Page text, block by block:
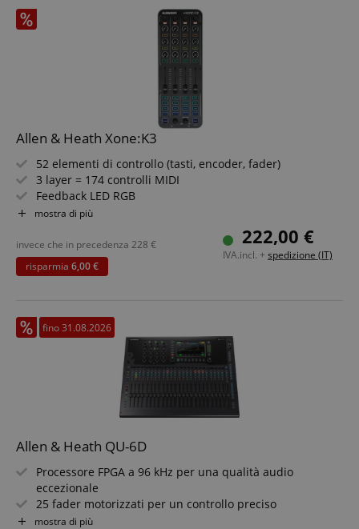
Allen & Heath Xone:K3
52 elementi di controllo (tasti, encoder, fader)
3 layer = 174 controlli MIDI
Feedback LED RGB
Connessioni USB-C + X:Link
Robusto chassis in metallo
mostra di più
222,00 €
IVA.incl. + spedizione (IT)
invece che in precedenza 228 €
risparmia 6,00 €
fino 31.08.2026
Allen & Heath QU-6D
Processore FPGA a 96 kHz per una qualità audio
eccezionale
25 fader motorizzati per un controllo preciso
24 prese combo XLR/TRS per ingressi flessibili
mostra di più